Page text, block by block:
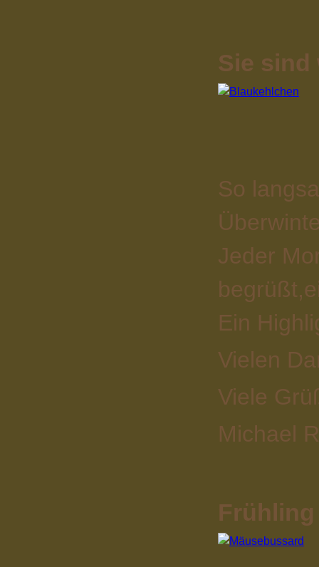
Sie sind
So
Jeder
Ein
Vielen
Viele
Michael
Frühling